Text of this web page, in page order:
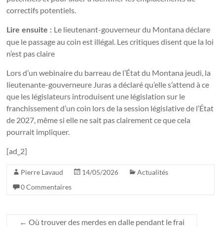
correctifs potentiels.
Lire ensuite : Le lieutenant-gouverneur du Montana déclare
que le passage au coin est illégal. Les critiques disent que la loi
n’est pas claire
Lors d’un webinaire du barreau de l’État du Montana jeudi, la
lieutenante-gouverneure Juras a déclaré qu’elle s’attend à ce
que les législateurs introduisent une législation sur le
franchissement d’un coin lors de la session législative de l’État
de 2027, même si elle ne sait pas clairement ce que cela
pourrait impliquer.
[ad_2]
Pierre Lavaud 14/05/2026
Actualités
0 Commentaires
← Où trouver des merdes en dalle pendant le frai